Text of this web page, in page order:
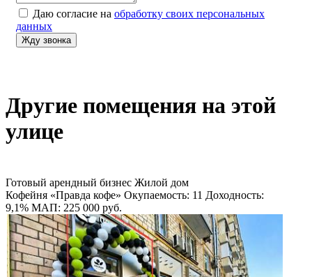
Даю согласие на обработку своих персональных
данных
Другие помещения на этой
улице
Готовый арендный бизнес Жилой дом
Кофейня «Правда кофе» Окупаемость: 11 Доходность:
9,1% МАП: 225 000 руб.